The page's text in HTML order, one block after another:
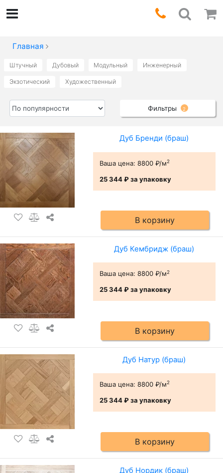
Главная
Штучный Дубовый Модульный Инженерный
Экзотический Художественный
Фильтры 2
Дуб Бренди (браш)
Ваша цена: 8800 ₽/м2
25 344 ₽за упаковку
В корзину
Дуб Кембридж (браш)
Ваша цена: 8800 ₽/м2
25 344 ₽за упаковку
В корзину
Дуб Натур (браш)
Ваша цена: 8800 ₽/м2
25 344 ₽за упаковку
В корзину
Дуб Нордик (браш)